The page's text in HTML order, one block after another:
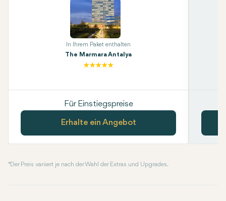
In Ihrem Paket enthalten
The Marmara Antalya
Für Einstiegspreise
Erhalte ein Angebot
* Der Preis variiert je nach der Wahl der Extras und Upgrades.